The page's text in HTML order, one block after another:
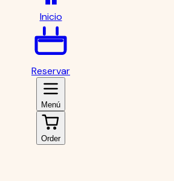
Inicio
Reservar
Menú
Order